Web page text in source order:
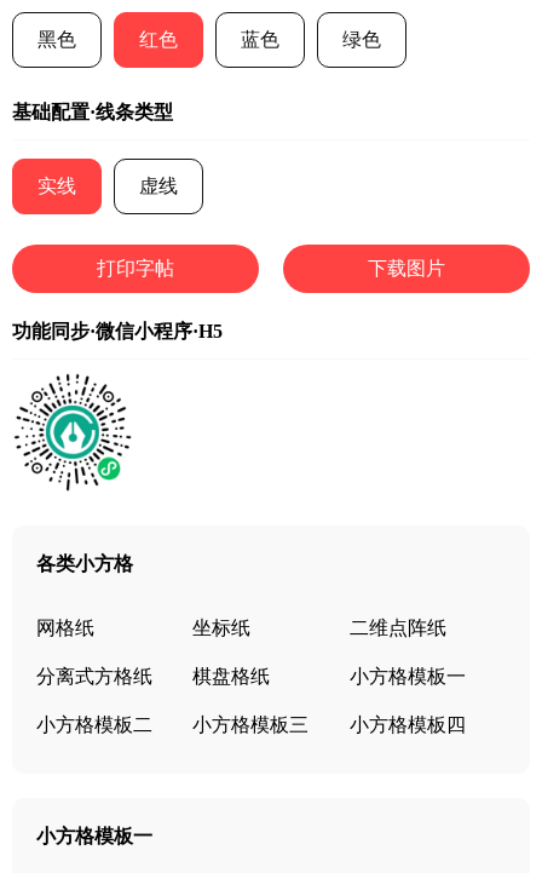
黑色 红色 蓝色 绿色
基础配置·线条类型
实线 虚线
打印字帖 下载图片
功能同步·微信小程序·H5
各类小方格
网格纸 坐标纸 二维点阵纸
分离式方格纸 棋盘格纸 小方格模板一
小方格模板二 小方格模板三 小方格模板四
小方格模板一